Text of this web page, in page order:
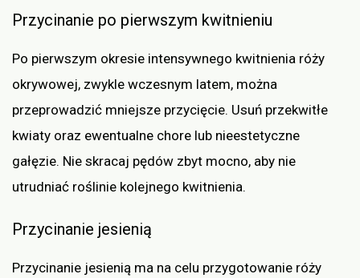
Przycinanie po pierwszym kwitnieniu
Po pierwszym okresie intensywnego kwitnienia róży
okrywowej, zwykle wczesnym latem, można
przeprowadzić mniejsze przycięcie. Usuń przekwitłe
kwiaty oraz ewentualne chore lub nieestetyczne
gałęzie. Nie skracaj pędów zbyt mocno, aby nie
utrudniać roślinie kolejnego kwitnienia.
Przycinanie jesienią
Przycinanie jesienią ma na celu przygotowanie róży